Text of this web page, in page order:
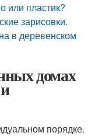
или пластик?
зарисовки.
в деревенском
домах
порядке.